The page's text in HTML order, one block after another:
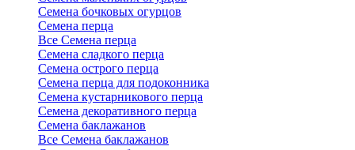
Семена бочковых огурцов
Семена перца
Все Семена перца
Семена сладкого перца
Семена острого перца
Семена перца для подоконника
Семена кустарникового перца
Семена декоративного перца
Семена баклажанов
Все Семена баклажанов